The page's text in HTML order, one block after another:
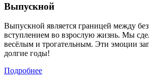
Выпускной
Выпускной является границей между
вступлением во взрослую жизнь. Мы
весёлым и трогательным. Эти эмоции
долгие годы!
Подробнее